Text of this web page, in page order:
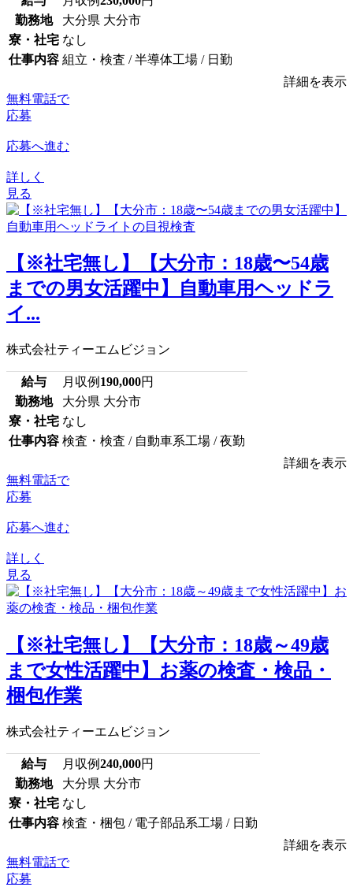
勤務地
大分県 大分市
寮・社宅 なし
仕事内容 組立・検査 / 半導体工場 / 日勤
詳細を表示
無料電話で
応募
応募へ進む
詳しく
見る
【※社宅無し】【大分市：18歳〜54歳
までの男女活躍中】自動車用ヘッドラ
イ...
株式会社ティーエムビジョン
給与 月収例 190,000円
勤務地
大分県 大分市
寮・社宅 なし
仕事内容 検査・検査 / 自動車系工場 / 夜勤
詳細を表示
無料電話で
応募
応募へ進む
詳しく
見る
【※社宅無し】【大分市：18歳～49歳
まで女性活躍中】お薬の検査・検品・
梱包作業
株式会社ティーエムビジョン
給与 月収例240,000円
勤務地
大分県 大分市
寮・社宅 なし
仕事内容 検査・梱包 / 電子部品系工場 / 日勤
詳細を表示
無料電話で
応募